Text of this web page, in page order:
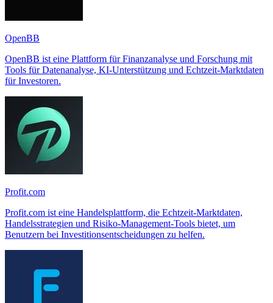
OpenBB
OpenBB ist eine Plattform für Finanzanalyse und Forschung mit
Tools für Datenanalyse, KI-Unterstützung und Echtzeit-Marktdaten
für Investoren.
Profit.com
Profit.com ist eine Handelsplattform, die Echtzeit-Marktdaten,
Handelsstrategien und Risiko-Management-Tools bietet, um
Benutzern bei Investitionsentscheidungen zu helfen.